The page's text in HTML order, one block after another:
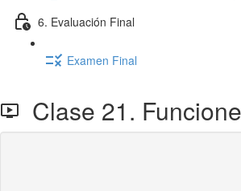
6. Evaluación Final
Examen Final
Clase 21.